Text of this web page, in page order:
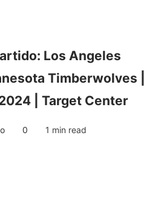
Los Angeles
Timberwolves |
| Target Center
0 1 min read